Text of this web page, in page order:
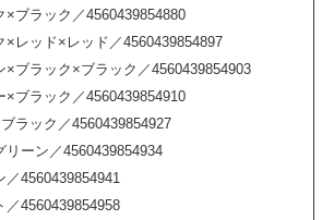
×ブラック／4560439854880
×レッド×レッド／4560439854897
×ブラック×ブラック／4560439854903
×ブラック／4560439854910
ラック／4560439854927
リーン／4560439854934
／4560439854941
／4560439854958